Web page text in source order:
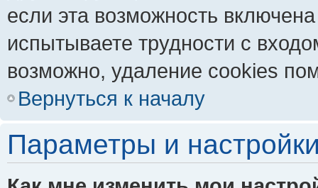
если эта возможность
испытываете трудности с
возможно, удаление cookies
Вернуться к началу
Параметры и